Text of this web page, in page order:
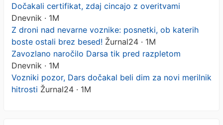
Dočakali certifikat, zdaj cincajo z overitvami
Dnevnik · 1M
Z droni nad nevarne voznike: posnetki, ob katerih
boste ostali brez besed! Žurnal24 · 1M
Zavozlano naročilo Darsa tik pred razpletom
Dnevnik · 1M
Vozniki pozor, Dars dočakal beli dim za novi merilnik
hitrosti Žurnal24 · 1M